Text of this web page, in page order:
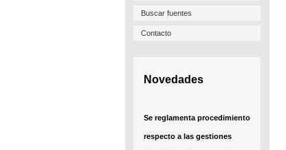
Buscar fuentes
Contacto
Novedades
Se reglamenta procedimiento
respecto a las gestiones